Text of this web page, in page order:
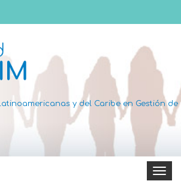
y del Caribe en Gestión de
Toggle